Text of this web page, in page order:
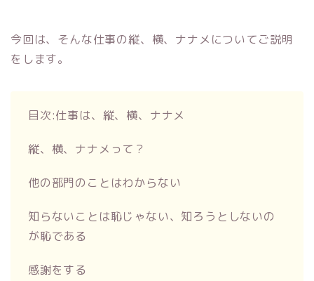
今回は、そんな仕事の縦、横、ナナメについてご説明
をします。
目次:仕事は、縦、横、ナナメ
縦、横、ナナメって？
他の部門のことはわからない
知らないことは恥じゃない、知ろうとしないの
が恥である
感謝をする